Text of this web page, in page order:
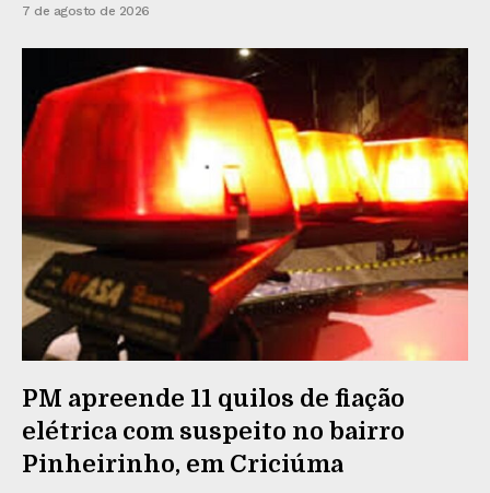
7 de agosto de 2026
PM apreende 11 quilos de fiação
elétrica com suspeito no bairro
Pinheirinho, em Criciúma